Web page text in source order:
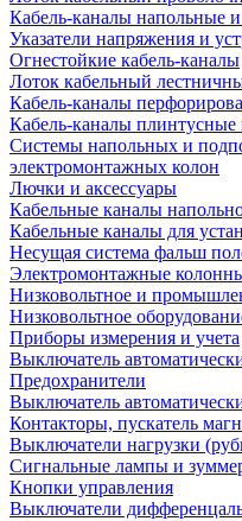
Кабель-каналы напольные и
Указатели напряжения и
Огнестойкие кабель-каналы
Лоток кабельный
Кабель-каналы
Кабель-каналы плинтусные
Системы напольных и
электромонтажных колон
Лючки и аксессуары
Кабельные каналы
Кабельные каналы для
Несущая система фальш
Электромонтажные
Низковольтное и
Низковольтное
Приборы измерения и учета
Выключатель
Предохранители
Выключатель
Контакторы, пускатель
Выключатели нагрузки
Сигнальные лампы и
Кнопки управления
Выключатели